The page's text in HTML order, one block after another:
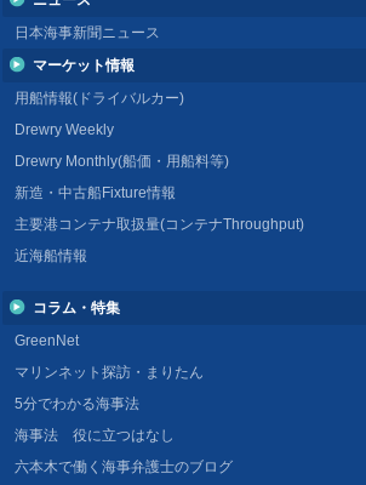
日本海事新聞ニュース
マーケット情報
用船情報(ドライバルカー)
Drewry Weekly
Drewry Monthly(船価・用船料等)
新造・中古船Fixture情報
主要港コンテナ取扱量(コンテナThroughput)
近海船情報
コラム・特集
GreenNet
マリンネット探訪・まりたん
5分でわかる海事法
海事法 役に立つはなし
六本木で働く海事弁護士のブログ